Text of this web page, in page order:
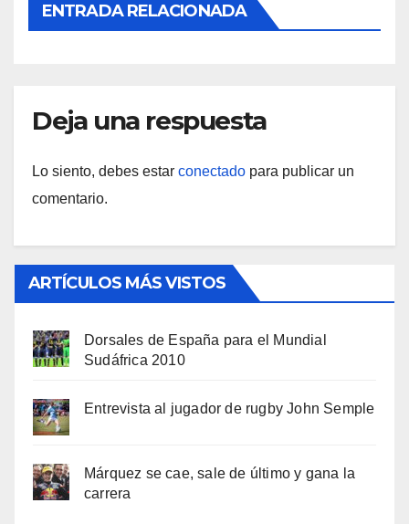
ENTRADA RELACIONADA
Deja una respuesta
Lo siento, debes estar conectado para publicar un
comentario.
ARTÍCULOS MÁS VISTOS
Dorsales de España para el Mundial
Sudáfrica 2010
Entrevista al jugador de rugby John Semple
Márquez se cae, sale de último y gana la
carrera